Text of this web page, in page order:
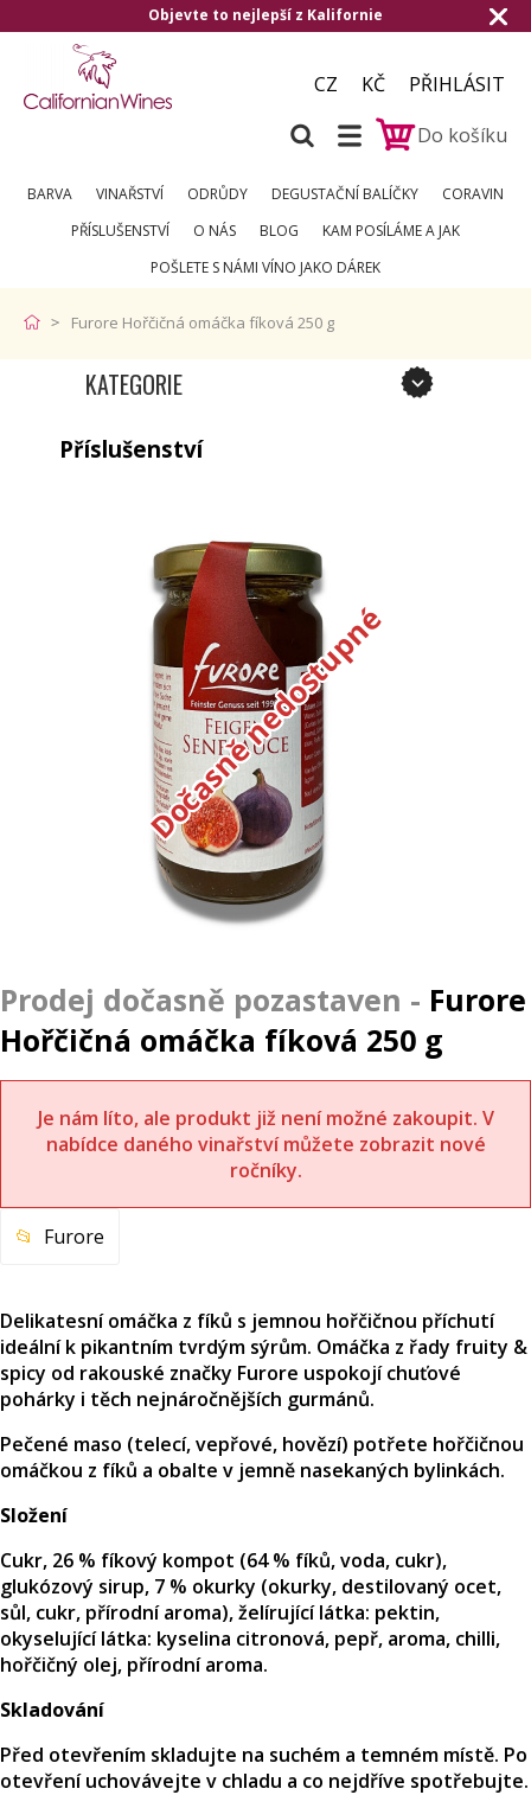
Objevte to nejlepší z Kalifornie
CZ KČ
PŘIHLÁSIT
Do košíku
BARVA VINAŘSTVÍ ODRŮDY DEGUSTAČNÍ BALÍČKY
CORAVIN
PŘÍSLUŠENSTVÍ
O NÁS BLOG
KAM POSÍLÁME A JAK
POŠLETE S NÁMI VÍNO JAKO DÁREK
Furore Hořčičná omáčka fíková 250 g
KATEGORIE
Příslušenství
Dočasně nedostupné
Furore
Hořčičná omáčka fíková 250 g
Je nám líto, ale produkt již není možné zakoupit. V
nabídce daného vinařství můžete zobrazit nové
ročníky.
Furore
Delikatesní omáčka z fíků s jemnou hořčičnou příchutí
ideální k pikantním tvrdým sýrům. Omáčka z řady fruity &
spicy od rakouské značky Furore uspokojí chuťové
pohárky i těch nejnáročnějších gurmánů.
Pečené maso (telecí, vepřové, hovězí) potřete hořčičnou
omáčkou z fíků a obalte v jemně nasekaných bylinkách.
Složení
Cukr, 26 % fíkový kompot (64 % fíků, voda, cukr),
glukózový sirup, 7 % okurky (okurky, destilovaný ocet,
sůl, cukr, přírodní aroma), želírující látka: pektin,
okyselující látka: kyselina citronová, pepř, aroma, chilli,
hořčičný olej, přírodní aroma.
Skladování
Před otevřením skladujte na suchém a temném místě. Po
otevření uchovávejte v chladu a co nejdříve spotřebujte.